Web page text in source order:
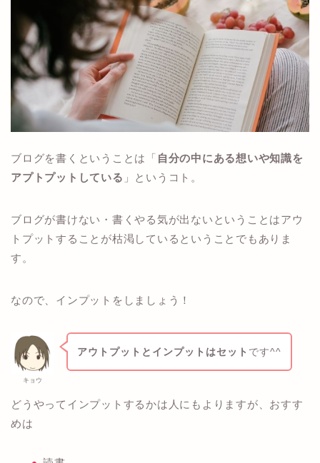
ブログを書くということは「 自分の中にある想いや知識を
アプトプットしている 」というコト。
ブログが書けない・書くやる気が出ないということはアウ
トプットすることが枯渇しているということでもありま
す。
なので、インプットをしましょう！
キョウ
アウトプットとインプットはセット です^^
どうやってインプットするかは人にもよりますが、おすす
めは